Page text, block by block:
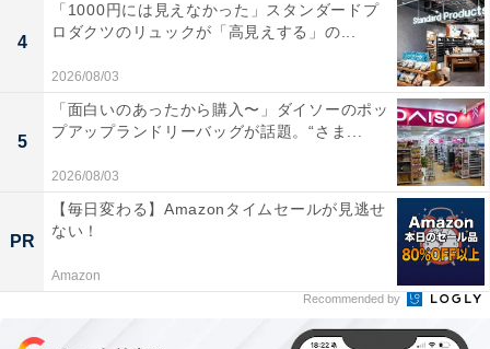
HiKOKI(ハイコーキ) 36V 充電式 マルチツール CV36DMA
ワンアクションブレード交換 スターロック 軽量2.2kg 細
Amazonで見る
ハイコーキ「BSL36A18X」
HiKOKI(ハイコーキ) 第2世代マルチボルト蓄電池 36V
4
「1000円には見えなかった」スタンダードプ
ロダクツのリュックが「高見えする」の...
2026/08/03
5
「面白いのあったから購入〜」ダイソーのポッ
プアップランドリーバッグが話題。“さま...
2026/08/03
PR
【毎日変わる】Amazonタイムセールが見逃せ
ない！
Amazon
Recommended by